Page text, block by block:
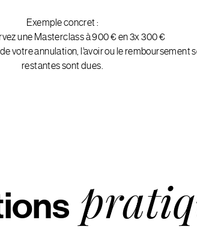
Exemple concret :
une Masterclass à 900 € en 3x 300 €
votre annulation, l’avoir ou le remboursement
restantes sont dues.